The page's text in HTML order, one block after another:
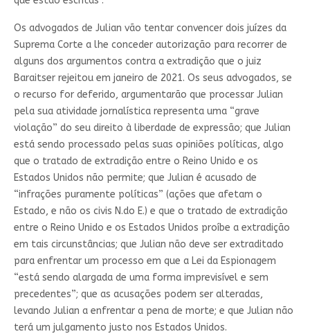
Os advogados de Julian vão tentar convencer dois juízes da
Suprema Corte a lhe conceder autorização para recorrer de
alguns dos argumentos contra a extradição que o juiz
Baraitser rejeitou em janeiro de 2021. Os seus advogados, se
o recurso for deferido, argumentarão que processar Julian
pela sua atividade jornalística representa uma “grave
violação” do seu direito à liberdade de expressão; que Julian
está sendo processado pelas suas opiniões políticas, algo
que o tratado de extradição entre o Reino Unido e os
Estados Unidos não permite; que Julian é acusado de
“infrações puramente políticas” (ações que afetam o
Estado, e não os civis N.do E.) e que o tratado de extradição
entre o Reino Unido e os Estados Unidos proíbe a extradição
em tais circunstâncias; que Julian não deve ser extraditado
para enfrentar um processo em que a Lei da Espionagem
“está sendo alargada de uma forma imprevisível e sem
precedentes”; que as acusações podem ser alteradas,
levando Julian a enfrentar a pena de morte; e que Julian não
terá um julgamento justo nos Estados Unidos.